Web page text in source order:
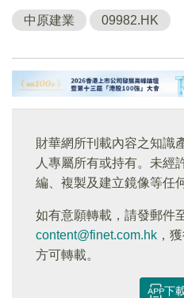
中原建業 09982.HK
財華網所刊載內容之知識
人專屬所有或持有。未經
編、複製及建立鏡像等任
如有意願轉載，請發郵件
content@finet.com.hk ，
方可轉載。
下